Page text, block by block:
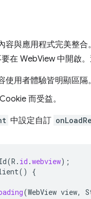
容與應用程式完美整
在 WebView 中開啟。
用者體驗皆明顯區隔。
而受益。
中設定自訂
(R . id .webview);
()
{
(WebView view,